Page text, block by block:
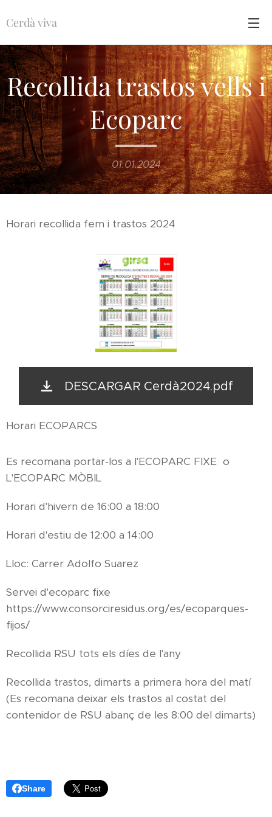
Cerdà viva
Recollida trastos vells i
Ecoparc
01.01.2024
Horari recollida fem i trastos 2024
DESCARGAR Cerdà2024.pdf
Horari ECOPARCS
Es recomana portar-los a l'ECOPARC FIXE o
L'ECOPARC MÒBIL
Horari d'hivern de 16:00 a 18:00
Horari d'estiu de 12:00 a 14:00
Lloc: Carrer Adolfo Suarez
Servei d'ecoparc fixe
https://www.consorciresidus.org/es/ecoparques-
fijos/
Recollida RSU tots els díes de l'any
Recollida trastos, dimarts a primera hora del matí
(Es recomana deixar els trastos al costat del
contenidor de RSU abanç de les 8:00 del dimarts)
Share